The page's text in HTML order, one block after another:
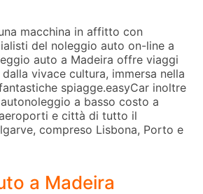
macchina in affitto con
del noleggio auto on-line a
auto a Madeira offre viaggi
dalla vivace cultura, immersa nella
spiagge.easyCar inoltre
a basso costo a
e città di tutto il
compreso Lisbona, Porto e
a Madeira